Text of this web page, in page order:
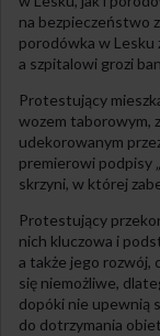
na bezpieczeństwo
porodówka w Lesku
a szpitalowi grozi
Protestujący
wozem taborowym,
udekorowanym
premierowi podpisy
skrzyni, w której
Protestujący
nich kluczowa i
a także jego rozwój,
się niemożliwe,
dopóki nie upewnią
do dotrzymania